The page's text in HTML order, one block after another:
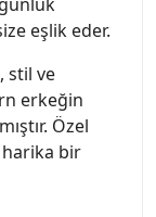
eşlik eder.
stil ve
erkeğin
Özel
bir